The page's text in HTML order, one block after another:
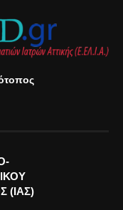
(ΙΑΣ)